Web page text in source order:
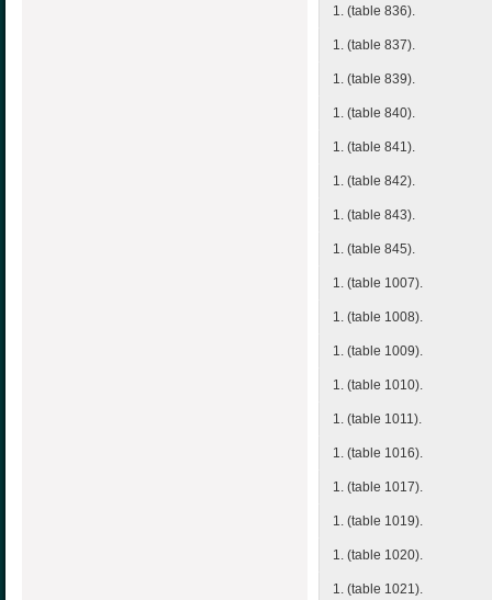
1. (table 836).
1. (table 837).
1. (table 839).
1. (table 840).
1. (table 841).
1. (table 842).
1. (table 843).
1. (table 845).
1. (table 1007).
1. (table 1008).
1. (table 1009).
1. (table 1010).
1. (table 1011).
1. (table 1016).
1. (table 1017).
1. (table 1019).
1. (table 1020).
1. (table 1021).